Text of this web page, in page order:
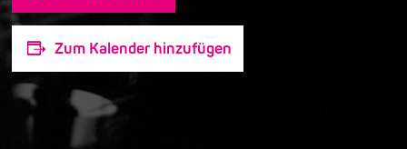
Zum Kalender hinzufügen